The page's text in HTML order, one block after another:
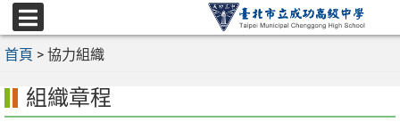
跳
至
主
容
選
單
首頁 > 協力組織
組織章程